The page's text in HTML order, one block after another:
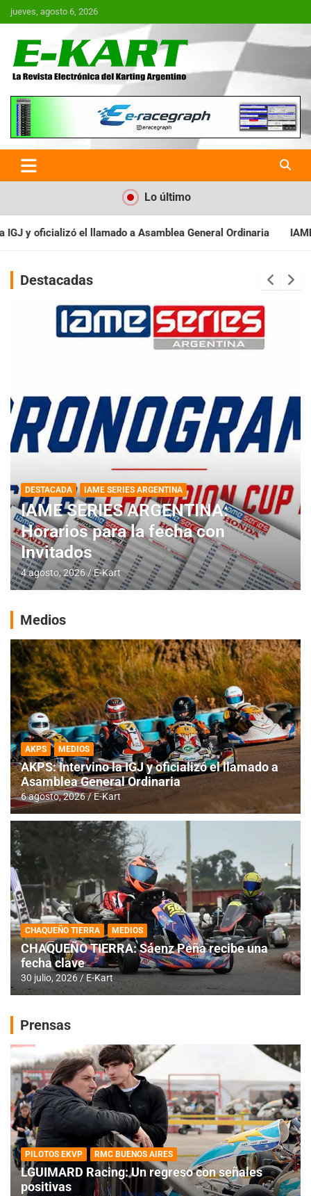
Saltar
al
jueves, agosto 6, 2026
E-Kart.com.ar | La Revista
Electrónica del Karting en
Argentina
Lo último
General Ordinaria IAME SERIES ARGENTINA:
Destacadas
DESTACADA IAME SERIES ARGENTINA
IAME SERIES ARGENTINA:
Horarios para la fecha con
Invitados
4 agosto, 2026 E-Kart
Medios
AKPS MEDIOS
AKPS: Intervino la IGJ y oficializó el llamado a
Asamblea General Ordinaria
6 agosto, 2026 E-Kart
CHAQUEÑO TIERRA MEDIOS
CHAQUEÑO TIERRA: Sáenz Peña recibe una
fecha clave
30 julio, 2026 E-Kart
Prensas
PILOTOS EKVP RMC BUENOS AIRES
LGUIMARD Racing: Un regreso con señales
positivas